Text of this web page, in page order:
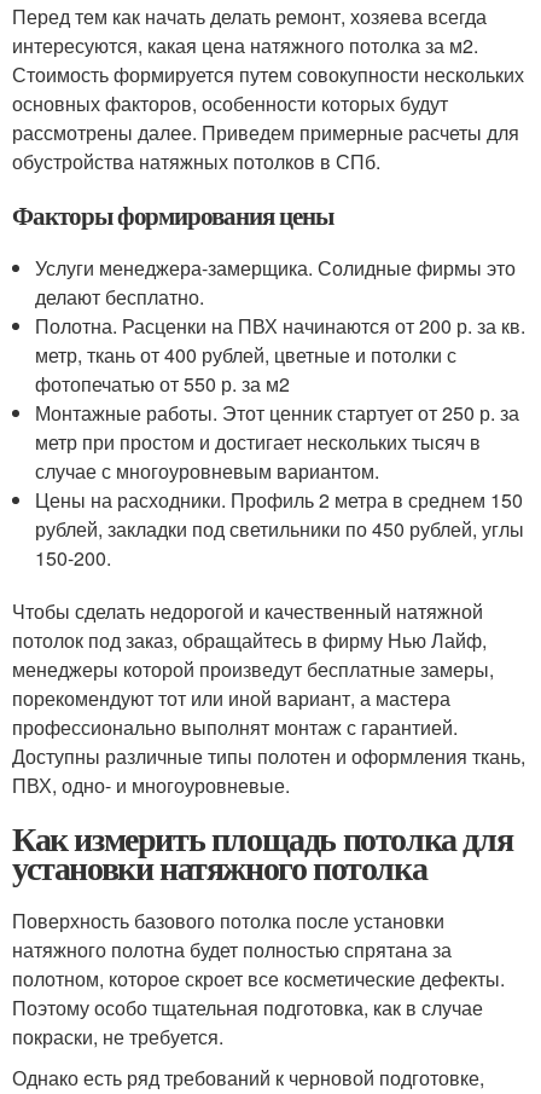
Перед тем как начать делать ремонт, хозяева всегда
интересуются, какая цена натяжного потолка за м2.
Стоимость формируется путем совокупности нескольких
основных факторов, особенности которых будут
рассмотрены далее. Приведем примерные расчеты для
обустройства натяжных потолков в СПб.
Факторы формирования цены
Услуги менеджера-замерщика. Солидные фирмы это
делают бесплатно.
Полотна. Расценки на ПВХ начинаются от 200 р. за кв.
метр, ткань от 400 рублей, цветные и потолки с
фотопечатью от 550 р. за м2
Монтажные работы. Этот ценник стартует от 250 р. за
метр при простом и достигает нескольких тысяч в
случае с многоуровневым вариантом.
Цены на расходники. Профиль 2 метра в среднем 150
рублей, закладки под светильники по 450 рублей, углы
150-200.
Чтобы сделать недорогой и качественный натяжной
потолок под заказ, обращайтесь в фирму Нью Лайф,
менеджеры которой произведут бесплатные замеры,
порекомендуют тот или иной вариант, а мастера
профессионально выполнят монтаж с гарантией.
Доступны различные типы полотен и оформления ткань,
ПВХ, одно- и многоуровневые.
Как измерить площадь потолка для
установки натяжного потолка
Поверхность базового потолка после установки
натяжного полотна будет полностью спрятана за
полотном, которое скроет все косметические дефекты.
Поэтому особо тщательная подготовка, как в случае
покраски, не требуется.
Однако есть ряд требований к черновой подготовке,